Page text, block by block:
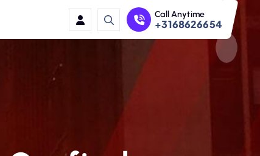
Call Anytime
+3168626654